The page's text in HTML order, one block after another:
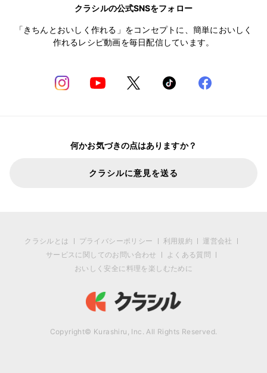
クラシルの公式SNSをフォロー
「きちんとおいしく作れる」をコンセプトに、簡単においしく
作れるレシピ動画を毎日配信しています。
何かお気づきの点はありますか？
クラシルに意見を送る
クラシルとは プライバシーポリシー 利用規約
運営会社
サービスに関してのお問い合わせ
よくある質問
おいしく安全に料理を楽しむために
Copyright© Kurashiru, Inc. All Rights Reserved.